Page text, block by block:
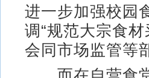
进一步加强校园
调“规范大宗食
会同市场监管等